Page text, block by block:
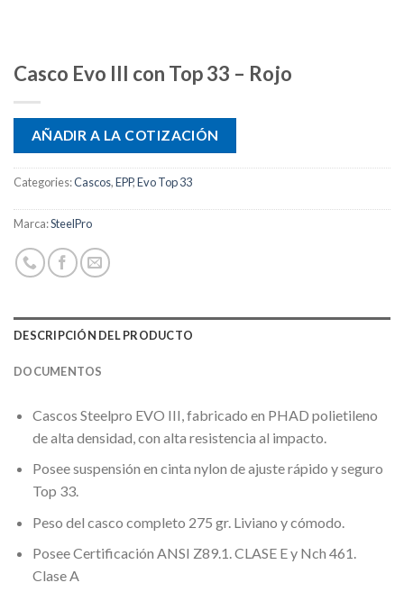
Casco Evo III con Top 33 – Rojo
AÑADIR A LA COTIZACIÓN
Categories:Cascos,EPP,Evo Top 33
Marca:SteelPro
DESCRIPCIÓN DEL PRODUCTO
DOCUMENTOS
Cascos Steelpro EVO III, fabricado en PHAD polietileno
de alta densidad, con alta resistencia al impacto.
Posee suspensión en cinta nylon de ajuste rápido y seguro
Top 33.
Peso del casco completo 275 gr. Liviano y cómodo.
Posee Certificación ANSI Z89.1. CLASE E y Nch 461.
Clase A